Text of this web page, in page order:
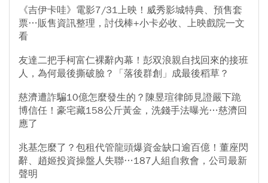
《吉伊卡哇》電影7/31上映！威秀影城特典、預售套
票…販售資訊整理，討伐棒+小卡必收、上映戲院一文
看
友達二把手柯富仁裸辭內幕！彭双浪親自找回來的接班
人，為何最後撕破臉？「落後群創」成最後稻草？
慈濟遭詐騙10億怎麼發生的？陳昱瑄律師見證嚴下跪
博信任！豪宅藏158公斤黃金，洗錢手法曝光…慈濟回
應了
兆基怎麼了？包租代管龍頭爆資金缺口逾百億！董座閃
辭、趙姬投資操盤人失聯…187人組自救會，公司最新
聲明